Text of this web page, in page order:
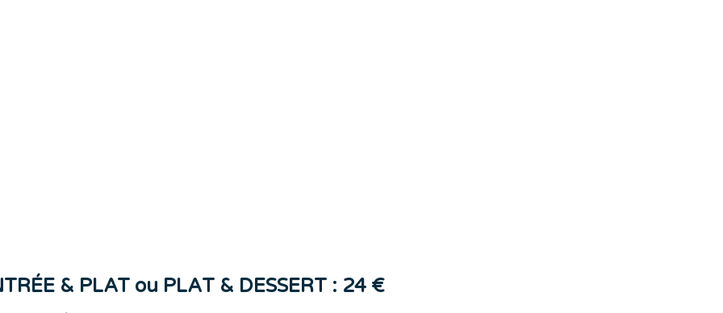
ÉE & PLAT ou PLAT & DESSERT : 24 €